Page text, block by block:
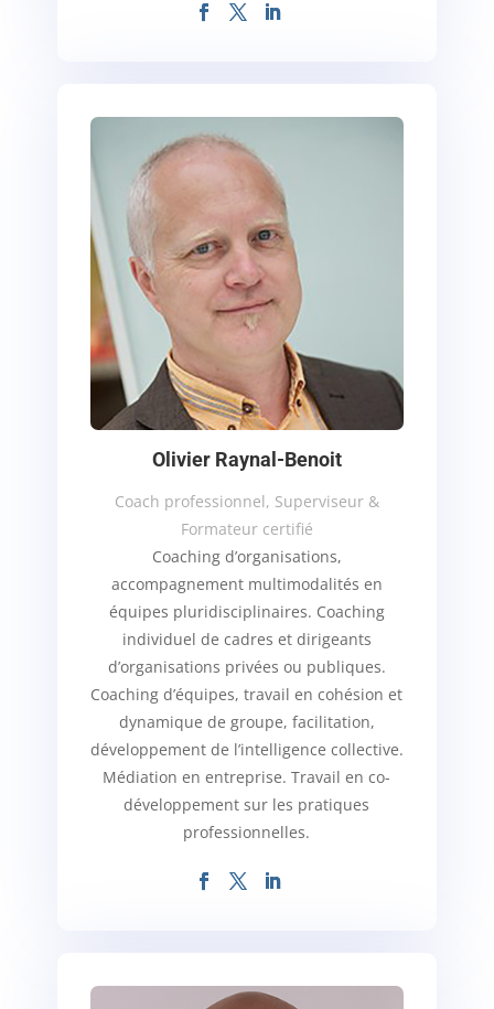
Olivier Raynal-Benoit
Coach professionnel, Superviseur &
Formateur certifié
Coaching d’organisations,
accompagnement multimodalités en
équipes pluridisciplinaires. Coaching
individuel de cadres et dirigeants
d’organisations privées ou publiques.
Coaching d’équipes, travail en cohésion et
dynamique de groupe, facilitation,
développement de l’intelligence collective.
Médiation en entreprise. Travail en co-
développement sur les pratiques
professionnelles.